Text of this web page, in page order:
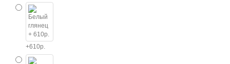
+610р.